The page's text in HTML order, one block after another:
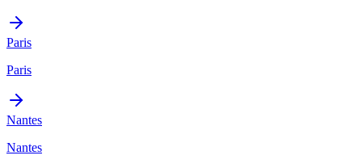
Paris
Paris
Nantes
Nantes